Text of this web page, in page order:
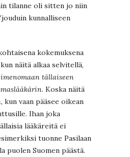
tilanne oli sitten jo niin
kunnalliseen
kokemuksena
näitä alkaa selvitellä,
tällaiseen
. Koska näitä
kun vaan pääsee oikean
Ihan joka
lääkäreitä ei
tuonne Pasilaan
puolen Suomen päästä.